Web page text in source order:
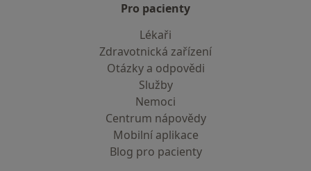
Pro pacienty
Lékaři
Zdravotnická zařízení
Otázky a odpovědi
Služby
Nemoci
Centrum nápovědy
Mobilní aplikace
Blog pro pacienty